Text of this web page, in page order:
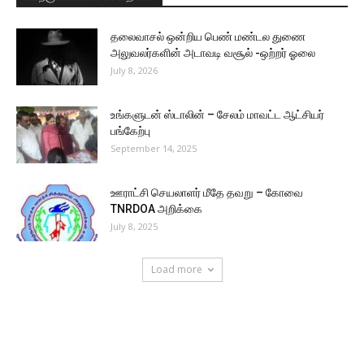
தலைவாசல் ஒன்றிய பெண் மண்டல துணை
அலுவலர்களின் அடாவடி வசூல் -ஒற்றர் ஓலை
July 8, 2026
உங்களுடன் ஸ்டாலின் – சேலம் மாவட்ட ஆட்சியர்
பங்கேற்பு
September 14, 2025
ஊராட்சி செயலாளர் மீதே தவறு – கோவை
TNRDOA அறிக்கை
July 8, 2025
Load more